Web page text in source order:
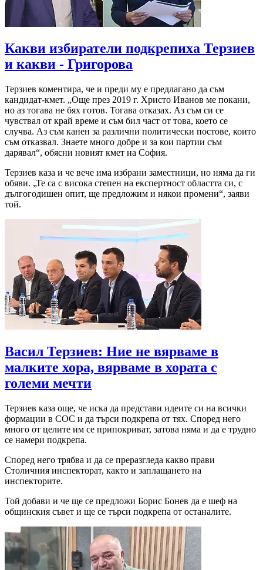
Какви избиратели подкрепиха Терзиев
и какви - Григорова
Терзиев коментира, че и преди му е предлагано да съм
кандидат-кмет. „Още през 2019 г. Христо Иванов ме покани,
но аз тогава не бях готов. Тогава отказах. Аз съм си се
чувствал от край време и съм бил част от това, което се
случва. Аз съм канен за различни политически постове, които
съм отказвал. Знаете много добре и за кои партии съм
дарявал“, обясни новият кмет на София.
Терзиев каза и че вече има избрани заместници, но няма да ги
обяви. „Те са с висока степен на експертност областта си, с
дългогодишен опит, ще предложим и някои промени“, заяви
той.
Васил Терзиев: Ние не вярваме в
малките хора, вярваме в хората с
големи мечти
Терзиев каза още, че иска да представи идеите си на всички
формации в СОС и да търси подкрепа от тях. Според него
много от целите им се припокриват, затова няма и да е трудно
се намери подкрепа.
Според него трябва и да се преразгледа какво прави
Столичния инспекторат, както и заплащането на
инспекторите.
Той добави и че ще се предложи Борис Бонев да е шеф на
общинския съвет и ще се търси подкрепа от останалите.